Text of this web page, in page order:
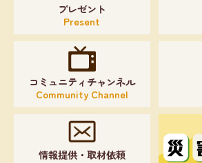
プレゼント
Present
コミュニティチャンネル
Community Channel
情報提供・取材依頼